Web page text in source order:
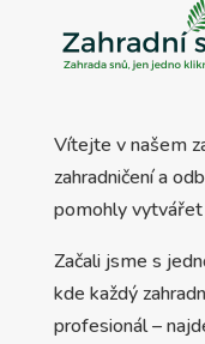
Vítejte v našem
zahradničení a
pomohly vytvářet
Začali jsme s
kde každý
profesionál –